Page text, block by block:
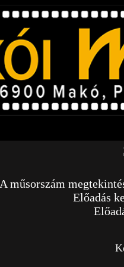
A műsorszám
Előadás